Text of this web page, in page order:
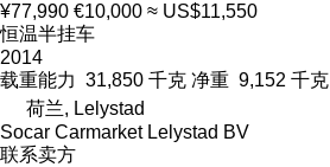
¥77,990 €10,000 ≈ US$11,550
恒温半挂车
2014
载重能力 31,850 千克 净重 9,152 千克
荷兰, Lelystad
Socar Carmarket Lelystad BV
联系卖方